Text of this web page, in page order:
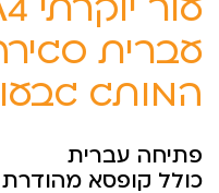
עברית
המותג
פתיחה עברית
כולל קופסא מהודרת